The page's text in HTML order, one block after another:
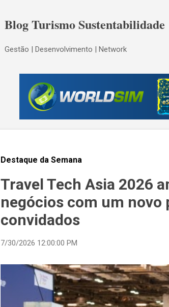
Blog Turismo Sustentabilidade
Gestão | Desenvolvimento | Network
Destaque da Semana
Travel Tech Asia 2026
negócios com um novo
convidados
7/30/2026 12:00:00 PM